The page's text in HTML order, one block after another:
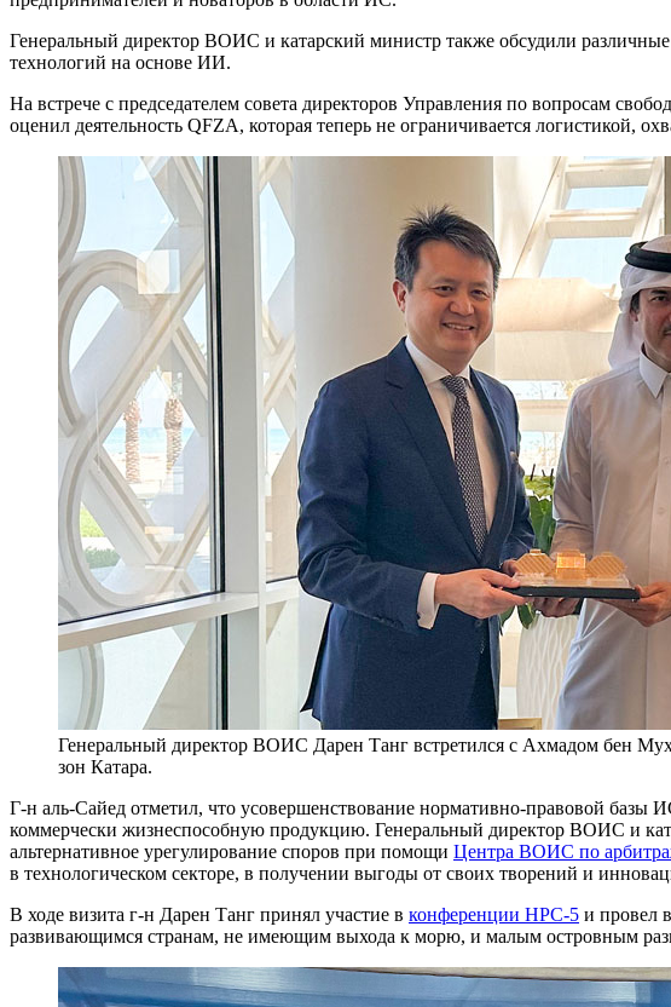
Генеральный директор ВОИС и катарский министр также обсудили
технологий на основе ИИ.
На встрече с председателем совета директоров Управления по вопросам
оценил деятельность QFZA, которая теперь не ограничивается
Генеральный директор ВОИС Дарен Танг встретился с Ахмадом бен
зон Катара.
Г-н аль-Сайед отметил, что усовершенствование нормативно-правовой базы
коммерчески жизнеспособную продукцию. Генеральный директор ВОИС и
альтернативное урегулирование споров при помощи Центра ВОИС по
в технологическом секторе, в получении выгоды от своих творений и
В ходе визита г-н Дарен Танг принял участие в конференции НРС-5 и провел
развивающимся странам, не имеющим выхода к морю, и малым островным